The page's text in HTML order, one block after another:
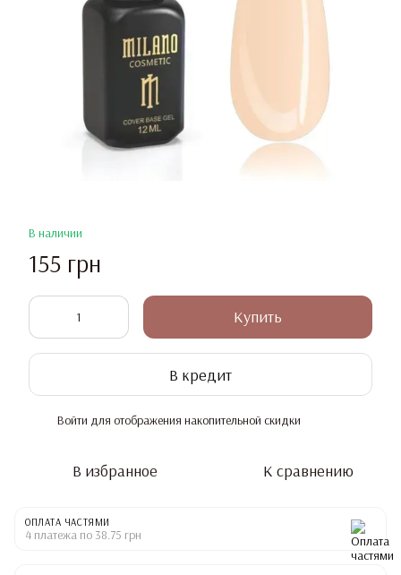
В наличии
155 грн
Купить
В кредит
Войти для отображения накопительной скидки
В избранное К сравнению
ОПЛАТА ЧАСТЯМИ
4 платежа по 38.75 грн